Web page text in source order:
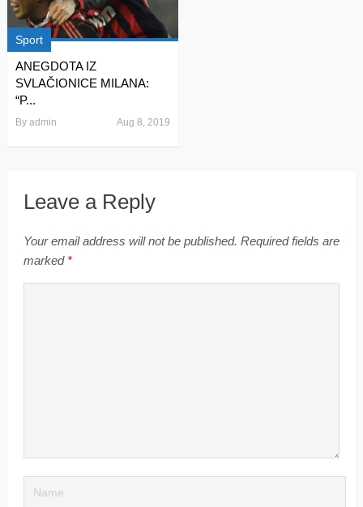
Sport
ANEGDOTA IZ
SVLAČIONICE MILANA:
“P...
By admin Aug 8, 2019
Leave a Reply
Your email address will not be published. Required fields are
marked *